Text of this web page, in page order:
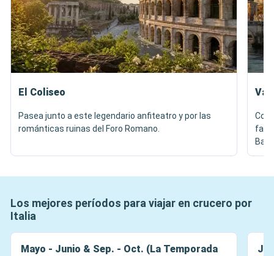
El Coliseo
Pasea junto a este legendario anfiteatro y por las
románticas ruinas del Foro Romano.
Los mejores períodos para viajar en crucero por
Italia
Mayo - Junio & Sep. - Oct. (La Temporada